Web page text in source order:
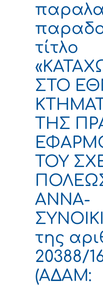
τίτλο
ΣΤΟ
ΤΗΣ
ΤΟΥ
ΑΝΝΑ-
της
20388/
(ΑΔΑΜ: